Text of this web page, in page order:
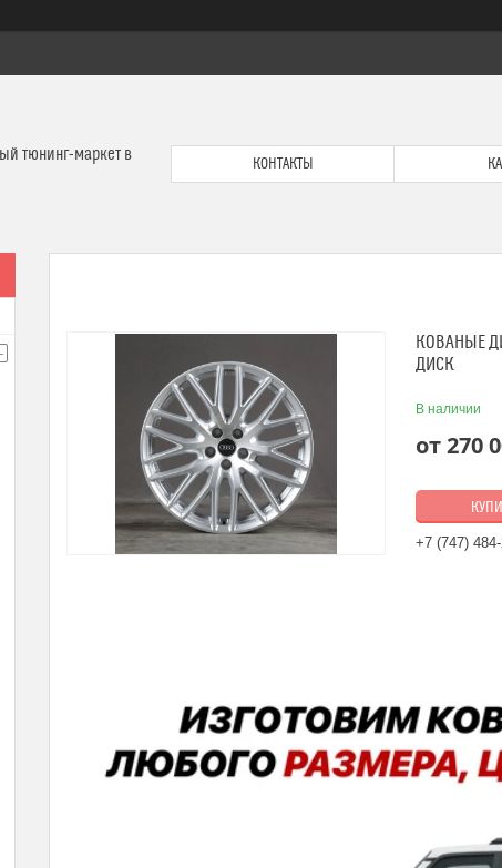
тюнинг-маркет в
КОНТАКТЫ
КОВАНЫЕ
ДИСК
В наличии
от270
+7 (747)